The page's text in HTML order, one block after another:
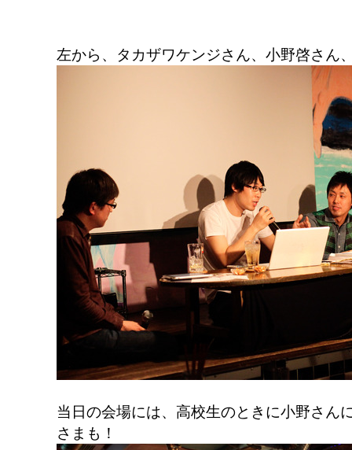
左から、タカザワケンジさん、小野啓さん
当日の会場には、高校生のときに小野さん
さまも！